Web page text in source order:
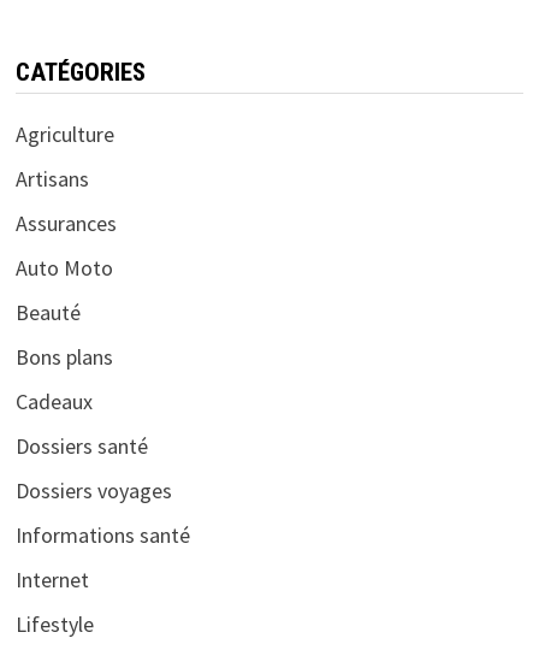
CATÉGORIES
Agriculture
Artisans
Assurances
Auto Moto
Beauté
Bons plans
Cadeaux
Dossiers santé
Dossiers voyages
Informations santé
Internet
Lifestyle